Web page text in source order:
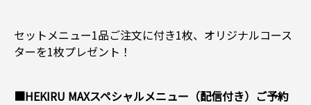
セットメニュー1品ご注文に付き1枚、オリジナルコース
ターを1枚プレゼント！
■HEKIRU MAXスペシャルメニュー（配信付き）ご予約